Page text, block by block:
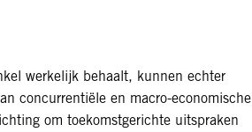
werkelijk behaalt, kunnen echter
concurrentiële en macro-economische
om toekomstgerichte uitspraken